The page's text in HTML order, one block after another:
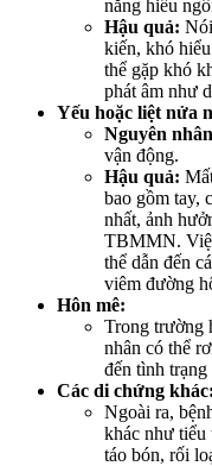
năng hiểu
Hậu quả:
kiến, khó
thể gặp khó
phát âm như
Yếu hoặc liệt nửa
Nguyên
vận động.
Hậu quả:
bao gồm tay,
nhất, ảnh
TBMMN.
thể dẫn đến
viêm đường
Hôn mê:
Trong trường
nhân có thể
đến tình
Các di chứng khác:
Ngoài ra,
khác như tiểu
táo bón, rối